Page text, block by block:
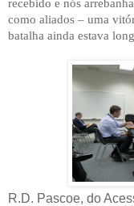
recebido e nós
como aliados – uma
batalha ainda estava
R.D. Pascoe, do